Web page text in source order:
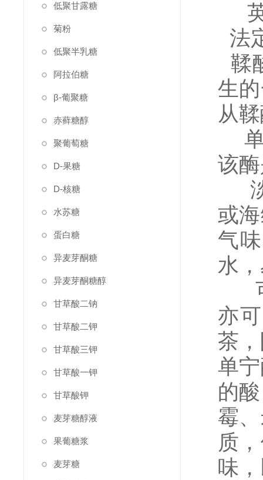
低聚甘露糖
菊粉
低聚半乳糖
阿拉伯糖
β-葡聚糖
赤藓糖醇
聚葡萄糖
D-果糖
D-核糖
水苏糖
蛋白糖
异麦芽酮糖
异麦芽酮糖醇
甘草酸二钠
甘草酸二钾
甘草酸三钾
甘草酸一钾
甘草酸钾
麦芽糖醇液
果葡糖浆
麦芽糖
英
法
鞣
生
从
单
该
淡
或
气
水
可
亦
茶
单
的
霉
质
味